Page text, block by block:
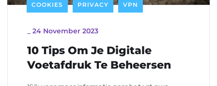
COOKIES PRIVACY VPN
24 November 2023
10 Tips Om Je Digitale
Voetafdruk Te Beheersen